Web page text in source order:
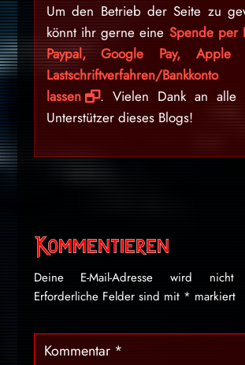
Um den Betrieb der Seite zu
könnt ihr gerne eine Spende per
Paypal, Google Pay, Apple
Lastschriftverfahren/Bankkonto
lassen
. Vielen Dank an alle
Unterstützer dieses Blogs!
Kommentieren
Deine E-Mail-Adresse wird nicht
Erforderliche Felder sind mit * markiert